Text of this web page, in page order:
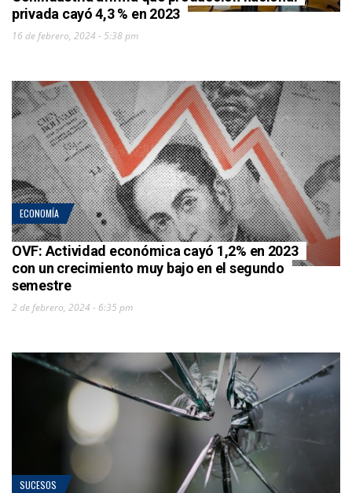
privada cayó 4,3 % en 2023
16 de febrero, 2024 - 5:38 pm
ECONOMÍA
OVF: Actividad económica cayó 1,2% en 2023
con un crecimiento muy bajo en el segundo
semestre
2 de febrero, 2024 - 6:35 pm
SUCESOS